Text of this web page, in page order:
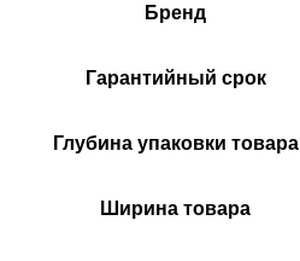
Бренд
Гарантийный срок
Глубина упаковки товара
Ширина товара